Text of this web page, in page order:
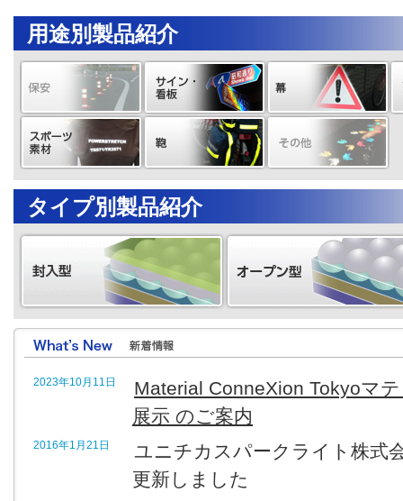
用途別製品紹介
タイプ別製品紹介
2023年10月11日
Material ConneXion Tokyoマ
展示 のご案内
2016年1月21日
ユニチカスパークライト株式
更新しました